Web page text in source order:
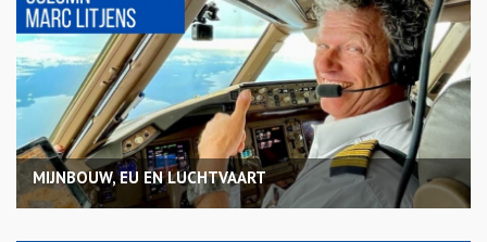
MIJNBOUW, EU EN LUCHTVAART